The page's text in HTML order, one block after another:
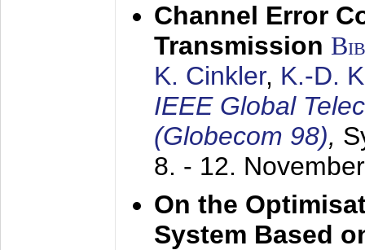
Channel Error
Transmission
K. Cinkler, K.-D.
IEEE Global
(Globecom 98),
8. - 12.
On the
System Based